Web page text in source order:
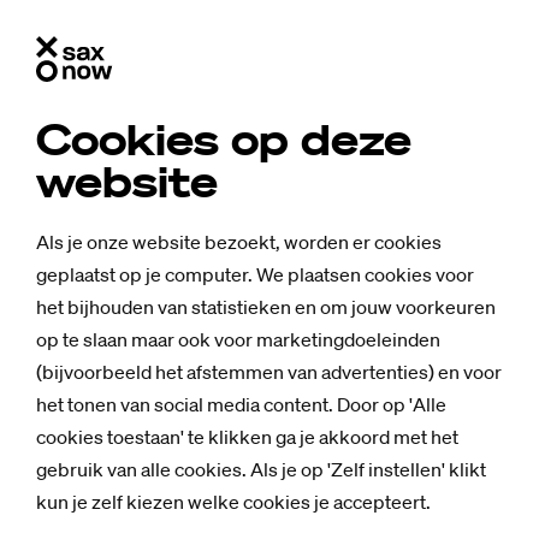
Cookies op deze
website
Als je onze website bezoekt, worden er cookies
geplaatst op je computer. We plaatsen cookies voor
het bijhouden van statistieken en om jouw voorkeuren
op te slaan maar ook voor marketingdoeleinden
(bijvoorbeeld het afstemmen van advertenties) en voor
het tonen van social media content. Door op 'Alle
cookies toestaan' te klikken ga je akkoord met het
gebruik van alle cookies. Als je op 'Zelf instellen' klikt
kun je zelf kiezen welke cookies je accepteert.